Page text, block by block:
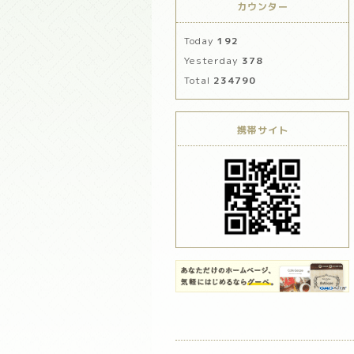
カウンター
Today 192
Yesterday 378
Total 234790
携帯サイト